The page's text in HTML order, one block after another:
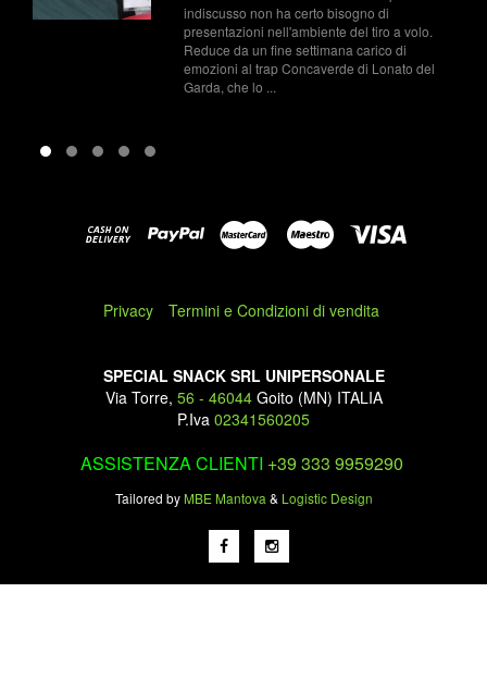
varia a seconda della specialità. Si
un fucile a canna liscia e si cerca
piattello che viene ...
Privacy Termini e Condizioni di vendita
SPECIAL SNACK SRL UNIPERSONALE
Via Torre, 56 - 46044Goito (MN) ITALIA
P.Iva 02341560205
ASSISTENZA CLIENTI +39 333 9959290
Tailored by MBE Mantova & Logistic Design